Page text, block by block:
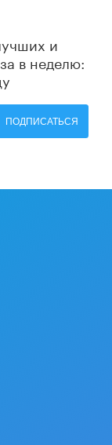
и
в неделю:
ПОДПИСАТЬСЯ